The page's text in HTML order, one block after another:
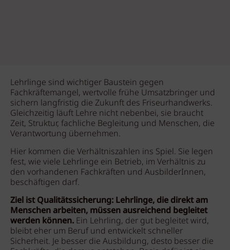
Lehrlinge sind wichtiger Baustein gegen
Fachkräftemangel, wertvolle frühe Umsatzbringer und
sichern langfristig die Zukunft des Friseurhandwerks.
Gleichzeitig läuft Lehre nicht nebenbei, sie braucht
Zeit, Struktur, fachliche Begleitung und Menschen, die
Verantwortung übernehmen.
Hier kommen die Verhältniszahlen ins Spiel. Sie legen
fest, wie viele Lehrlinge ein Betrieb, im Verhältnis zu
den vorhandenen Fachkräften und AusbilderInnen,
beschäftigen darf.
Ziel ist Qualitätssicherung: Lehrlinge, die direkt am
Menschen arbeiten, müssen ausreichend begleitet
werden können. Ein Lehrling, der gut begleitet wird,
bleibt eher um Beruf und entwickelt schneller
Sicherheit. Je besser die Ausbildung, desto besser die